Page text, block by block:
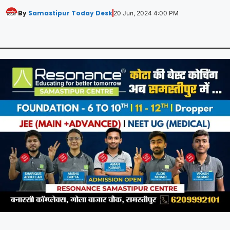
By Samastipur Today Desk 20 Jun, 2024 4:00 PM